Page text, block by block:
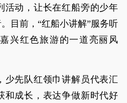
活动，让长在红船旁的少年
目前，“红船小讲解”服务听
兴红色旅游的一道亮丽风
少先队红领巾讲解员代表汇
和成长，表达争做新时代好